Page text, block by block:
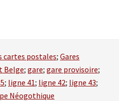
cartes postales; Gares
Belge; gare; gare provisoire;
; ligne 41; ligne 42; ligne 43;
Néogothique